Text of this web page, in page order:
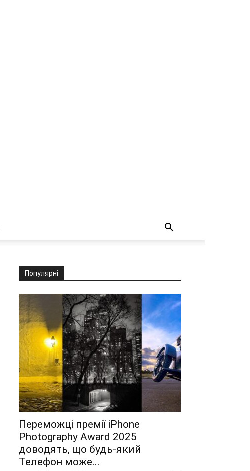
Популярні
Переможці премії iPhone
Photography Award 2025
доводять, що будь-який
Телефон може...